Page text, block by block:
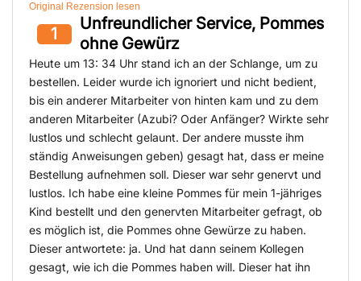
Original Rezension lesen
1
Unfreundlicher Service, Pommes
ohne Gewürz
Heute um 13: 34 Uhr stand ich an der Schlange, um zu
bestellen. Leider wurde ich ignoriert und nicht bedient,
bis ein anderer Mitarbeiter von hinten kam und zu dem
anderen Mitarbeiter (Azubi? Oder Anfänger? Wirkte sehr
lustlos und schlecht gelaunt. Der andere musste ihm
ständig Anweisungen geben) gesagt hat, dass er meine
Bestellung aufnehmen soll. Dieser war sehr genervt und
lustlos. Ich habe eine kleine Pommes für mein 1-jähriges
Kind bestellt und den genervten Mitarbeiter gefragt, ob
es möglich ist, die Pommes ohne Gewürze zu haben.
Dieser antwortete: ja. Und hat dann seinem Kollegen
gesagt, wie ich die Pommes haben will. Dieser hat ihn